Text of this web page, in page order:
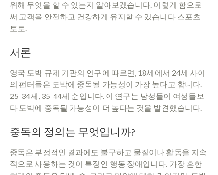
위해 무엇을 할 수 있는지 알아보겠습니다. 이렇게 함으로
써 고객을 안전하고 건강하게 유지할 수 있습니다 스포츠
토토.
서론
영국 도박 규제 기관의 연구에 따르면, 18세에서 24세 사이
의 펀터들은 도박에 중독될 가능성이 가장 높다고 합니다.
25-34세, 35-44세 순입니다. 이 연구는 남성들이 여성들보
다 도박에 중독될 가능성이 더 높다는 것을 발견했습니다.
중독의 정의는 무엇입니까?
중독은 부정적인 결과에도 불구하고 물질이나 활동을 지속
적으로 사용하는 것이 특징인 행동 장애입니다. 가장 흔한